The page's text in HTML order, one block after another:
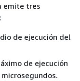
emite tres
de ejecución del
de ejecución